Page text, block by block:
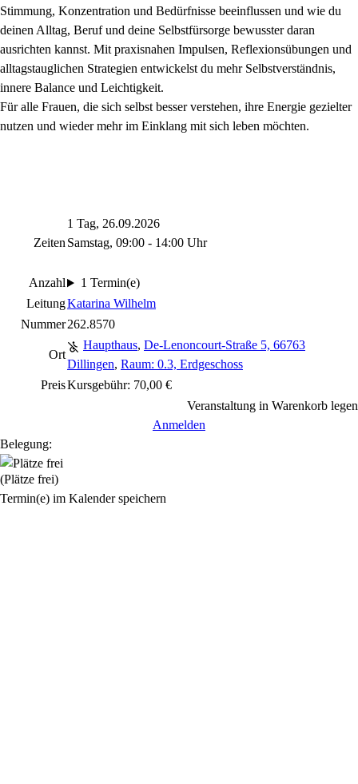
Stimmung, Konzentration und Bedürfnisse beeinflussen und wie du
deinen Alltag, Beruf und deine Selbstfürsorge bewusster daran
ausrichten kannst. Mit praxisnahen Impulsen, Reflexionsübungen und
alltagstauglichen Strategien entwickelst du mehr Selbstverständnis,
innere Balance und Leichtigkeit.
Für alle Frauen, die sich selbst besser verstehen, ihre Energie gezielter
nutzen und wieder mehr im Einklang mit sich leben möchten.
Zeiten
1 Tag, 26.09.2026
Samstag, 09:00 - 14:00 Uhr
Anzahl
1 Termin(e)
LeitungKatarina Wilhelm
Nummer262.8570
Ort
Haupthaus, De-Lenoncourt-Straße 5, 66763
Dillingen, Raum: 0.3, Erdgeschoss
PreisKursgebühr: 70,00 €
Veranstaltung in Warenkorb legen
Anmelden
Belegung:
(Plätze frei)
Termin(e) im Kalender speichern